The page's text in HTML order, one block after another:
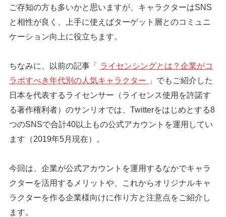
ご存知の方も多いかと思いますが、キャラクターはSNS
と相性が良く、上手に使えばターゲット層とのコミュニ
ケーション向上に役立ちます。
ちなみに、以前の記事「 ライセンシングとは？企業がコ
ラボすべき年代別の人気キャラクター
」でもご紹介した
日本を代表するライセンサー（ライセンス使用を許諾す
る著作権利者）のサンリオでは、Twitterをはじめとする8
つのSNSで合計40以上もの公式アカウントを運用してい
ます（2019年5月現在）。
今回は、企業が公式アカウントを運用するなかでキャラ
クターを活用するメリットや、これからオリジナルキャ
ラクターを作る企業様向けに作り方と注意点をご紹介し
ます。